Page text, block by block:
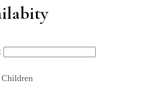
Children